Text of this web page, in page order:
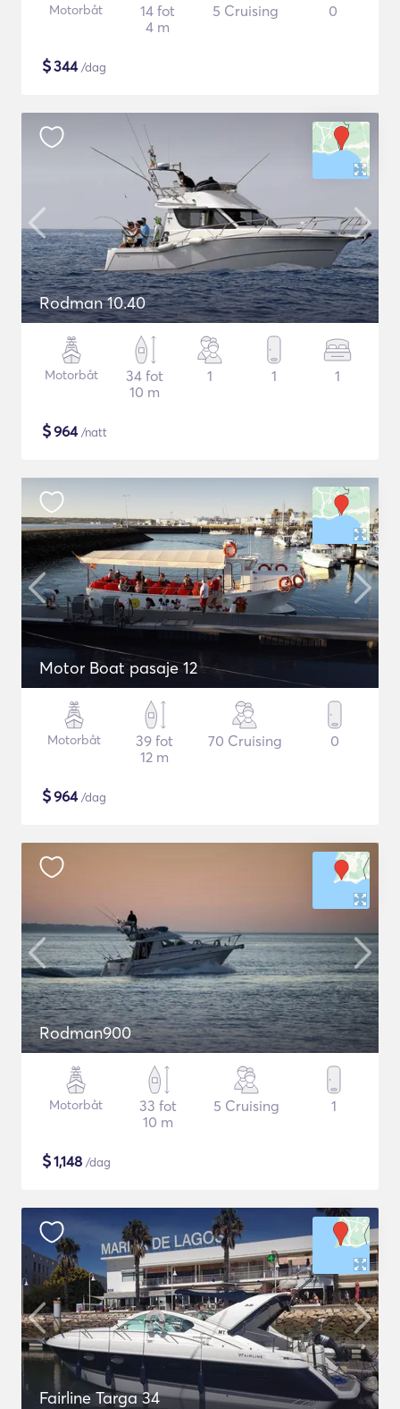
Motorbåt
14 fot
4 m
5 Cruising 0
$344/dag
Rodman 10.40
Motorbåt
34 fot
10 m
1 1 1
$964/natt
Motor Boat pasaje 12
Motorbåt
39 fot
12 m
70 Cruising 0
$964/dag
Rodman900
Motorbåt
33 fot
10 m
5 Cruising 1
$1,148 /dag
Fairline Targa 34